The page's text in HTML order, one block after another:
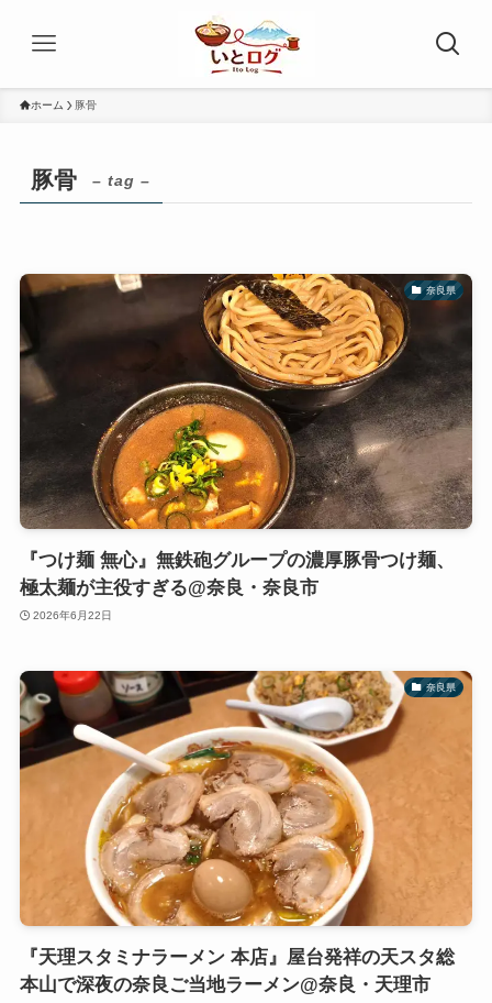
ホーム 豚骨
豚骨 – tag –
奈良県
『つけ麺 無心』無鉄砲グループの濃厚豚骨つけ麺、
極太麺が主役すぎる@奈良・奈良市
2026年6月22日
奈良県
『天理スタミナラーメン 本店』屋台発祥の天スタ総
本山で深夜の奈良ご当地ラーメン@奈良・天理市